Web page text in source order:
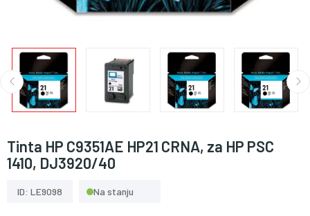
Tinta HP C9351AE HP21 CRNA, za HP PSC
1410, DJ3920/40
ID: LE9098 Na stanju